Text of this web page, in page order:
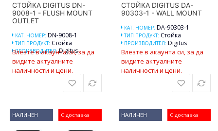
СТОЙКА DIGITUS DN-
9008-1 - FLUSH MOUNT
OUTLET
КАТ. НОМЕР: DN-9008-1
ТИП ПРОДУКТ: Стойка
ПРОИЗВОДИТЕЛ:Digitus
Влезте в акаунта си, за да
видите актуалните
наличности и цени.
СТОЙКА DIGITUS DA-
90303-1 - WALL MOUNT
КАТ. НОМЕР: DA-90303-1
ТИП ПРОДУКТ: Стойка
ПРОИЗВОДИТЕЛ: Digitus
Влезте в акаунта си, за да
видите актуалните
наличности и цени.
С доставка
НАЛИЧЕН С доставка
НАЛИЧЕН